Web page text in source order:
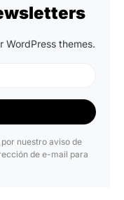
WordPress themes.
nuestro aviso de
de e-mail para